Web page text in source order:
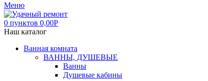
Меню
0 пунктов 0,00Р
Наш каталог
Ванная комната
ВАННЫ, ДУШЕВЫЕ
Ванны
Душевые кабины